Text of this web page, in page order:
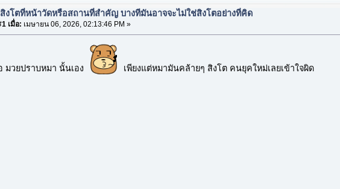
งโตที่หน้าวัดหรือสถานที่สำคัญ บางทีมันอาจจะไม่ใช่สิงโตอย่างที่คิด
เมื่อ: เมษายน 06, 2026, 02:13:46 PM »
มวยปราบหมา นั้นเอง เพียงแต่หมามันคล้ายๆ สิงโต คนยุคใหม่เลยเข้าใจผิด